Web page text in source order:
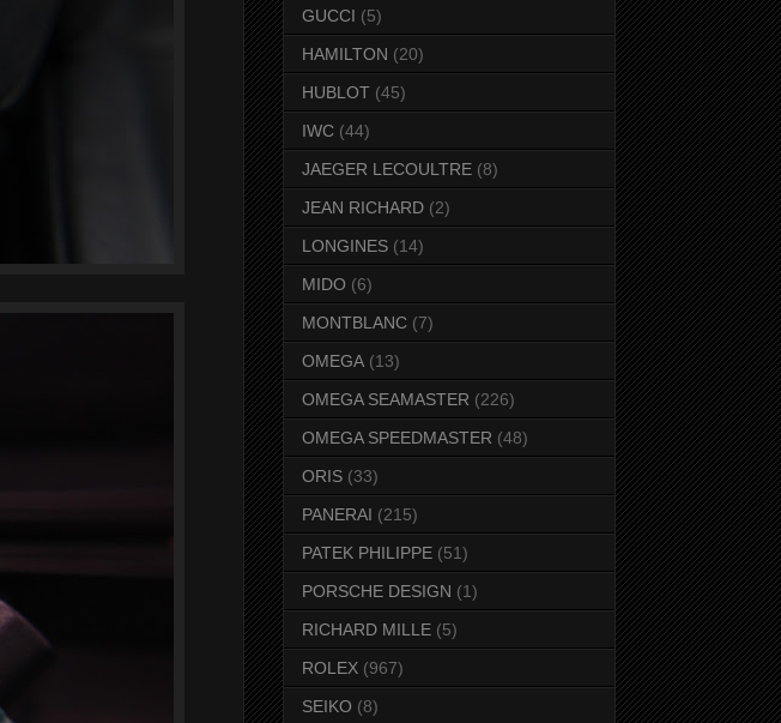
GUCCI (5)
HAMILTON (20)
HUBLOT (45)
IWC (44)
JAEGER LECOULTRE (8)
JEAN RICHARD (2)
LONGINES (14)
MIDO (6)
MONTBLANC (7)
OMEGA (13)
OMEGA SEAMASTER (226)
OMEGA SPEEDMASTER (48)
ORIS (33)
PANERAI (215)
PATEK PHILIPPE (51)
PORSCHE DESIGN (1)
RICHARD MILLE (5)
ROLEX (967)
SEIKO (8)